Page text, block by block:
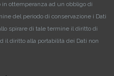
ottemperanza ad un obbligo di
del periodo di conservazione i Dati
spirare di tale termine il diritto di
il diritto alla portabilità dei Dati non